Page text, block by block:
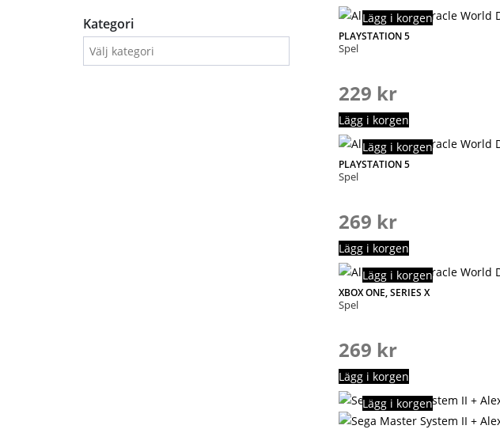
PLAYSTATION 5
Spel
Lägg i korgen
229 kr
Lägg i korgen
PLAYSTATION 5
Spel
Lägg i korgen
269 kr
Lägg i korgen
XBOX ONE, SERIES X
Spel
Lägg i korgen
269 kr
Lägg i korgen
Lägg i korgen
Kategori